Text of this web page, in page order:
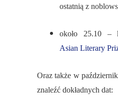
ostatnią z
około 25.10 –
Asian Literary
Oraz także w
znaleźć dokładnych dat: